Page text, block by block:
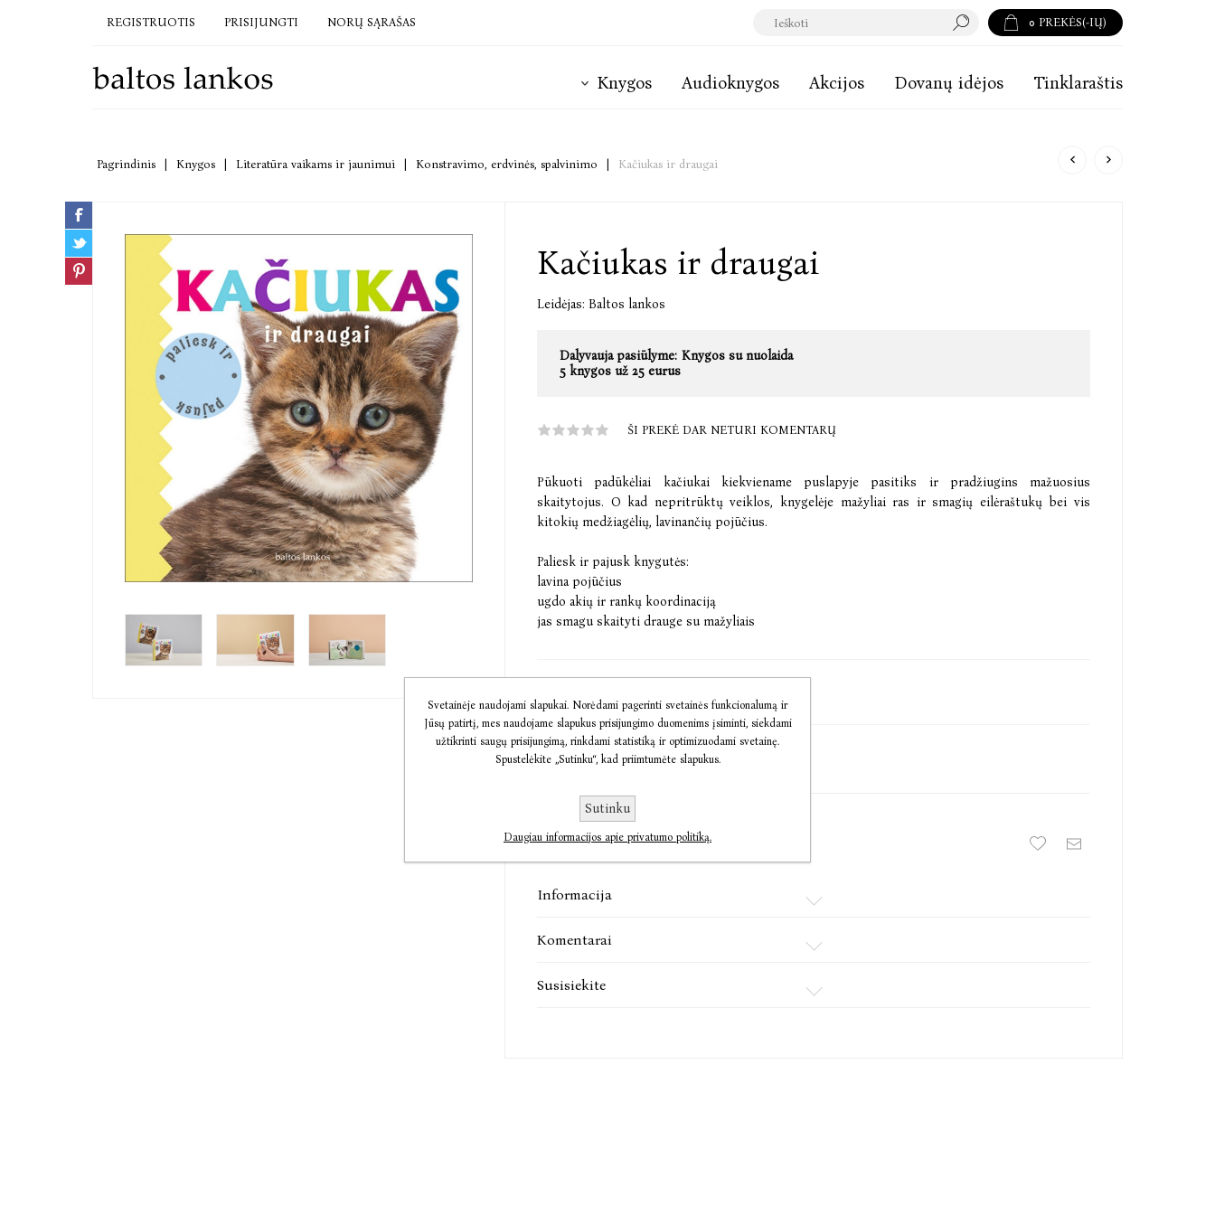
REGISTRUOTIS PRISIJUNGTI NORŲ SĄRAŠAS 0 PREKĖS(-IŲ)
Knygos Audioknygos Akcijos Dovanų idėjos Tinklaraštis
Pagrindinis Knygos Literatūra vaikams ir jaunimui Konstravimo, erdvinės, spalvinimo Kačiukas ir draugai
Kačiukas ir draugai
Leidėjas: Baltos lankos
Dalyvauja pasiūlyme: Knygos su nuolaida
5 knygos už 25 eurus
ŠI PREKĖ DAR NETURI KOMENTARŲ
Pūkuoti padūkėliai kačiukai kiekviename puslapyje pasitiks ir pradžiugins mažuosius
skaitytojus. O kad nepritrūktų veiklos, knygelėje mažyliai ras ir smagių eilėraštukų bei vis
kitokių medžiagėlių, lavinančių pojūčius.
Paliesk ir pajusk knygutės:
lavina pojūčius
ugdo akių ir rankų koordinaciją
jas smagu skaityti drauge su mažyliais
€4,34
Pasiekiamumas:
Išparduota
Praneškite man, kai bus
Informacija
Komentarai
Susisiekite
Svetainėje naudojami slapukai. Norėdami pagerinti svetainės funkcionalumą ir
Jūsų patirtį, mes naudojame slapukus prisijungimo duomenims įsiminti, siekdami
užtikrinti saugų prisijungimą, rinkdami statistiką ir optimizuodami svetainę.
Spustelėkite „Sutinku“, kad priimtumėte slapukus.
Sutinku
Daugiau informacijos apie privatumo politiką.